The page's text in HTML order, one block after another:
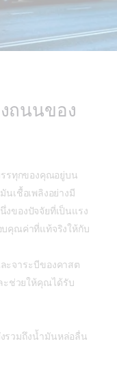
ถนนของ
รรทุกของคุณอยู่บน
เชื้อเพลิงอย่างมี
งของปัจจัยที่เป็นแรง
คุณค่าที่แท้จริงให้กับ
ะจาระบีของคาสต
ะช่วยให้คุณได้รับ
รวมถึงน้ำมันหล่อลื่น